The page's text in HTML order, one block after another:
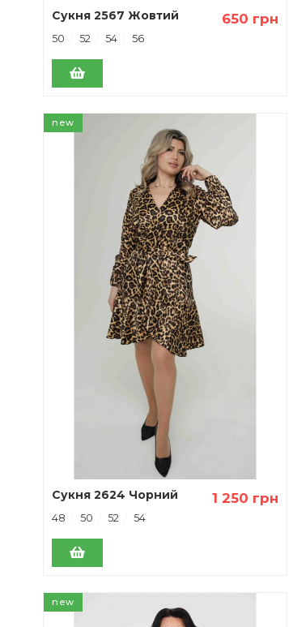
650 грн
Сукня 2567 Жовтий
50 52 54 56
new
1 250 грн
Cукня 2624 Чорний
48 50 52 54
new